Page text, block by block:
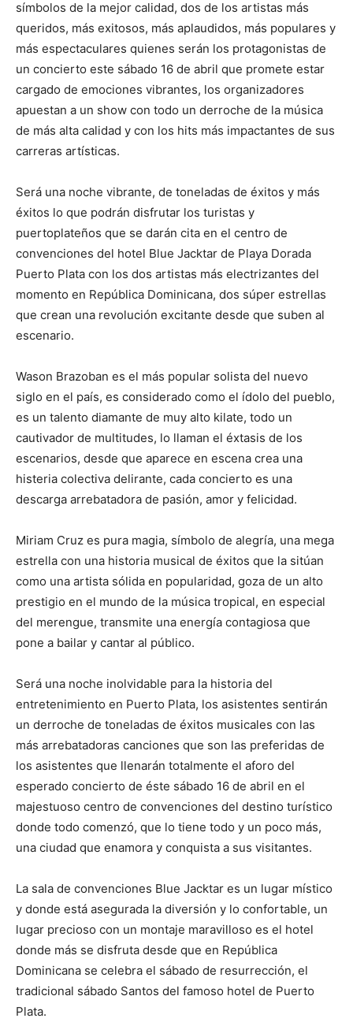
símbolos de la mejor calidad, dos de los artistas más
queridos, más exitosos, más aplaudidos, más populares y
más espectaculares quienes serán los protagonistas de
un concierto este sábado 16 de abril que promete estar
cargado de emociones vibrantes, los organizadores
apuestan a un show con todo un derroche de la música
de más alta calidad y con los hits más impactantes de sus
carreras artísticas.
Será una noche vibrante, de toneladas de éxitos y más
éxitos lo que podrán disfrutar los turistas y
puertoplateños que se darán cita en el centro de
convenciones del hotel Blue Jacktar de Playa Dorada
Puerto Plata con los dos artistas más electrizantes del
momento en República Dominicana, dos súper estrellas
que crean una revolución excitante desde que suben al
escenario.
Wason Brazoban es el más popular solista del nuevo
siglo en el país, es considerado como el ídolo del pueblo,
es un talento diamante de muy alto kilate, todo un
cautivador de multitudes, lo llaman el éxtasis de los
escenarios, desde que aparece en escena crea una
histeria colectiva delirante, cada concierto es una
descarga arrebatadora de pasión, amor y felicidad.
Miriam Cruz es pura magia, símbolo de alegría, una mega
estrella con una historia musical de éxitos que la sitúan
como una artista sólida en popularidad, goza de un alto
prestigio en el mundo de la música tropical, en especial
del merengue, transmite una energía contagiosa que
pone a bailar y cantar al público.
Será una noche inolvidable para la historia del
entretenimiento en Puerto Plata, los asistentes sentirán
un derroche de toneladas de éxitos musicales con las
más arrebatadoras canciones que son las preferidas de
los asistentes que llenarán totalmente el aforo del
esperado concierto de éste sábado 16 de abril en el
majestuoso centro de convenciones del destino turístico
donde todo comenzó, que lo tiene todo y un poco más,
una ciudad que enamora y conquista a sus visitantes.
La sala de convenciones Blue Jacktar es un lugar místico
y donde está asegurada la diversión y lo confortable, un
lugar precioso con un montaje maravilloso es el hotel
donde más se disfruta desde que en República
Dominicana se celebra el sábado de resurrección, el
tradicional sábado Santos del famoso hotel de Puerto
Plata.